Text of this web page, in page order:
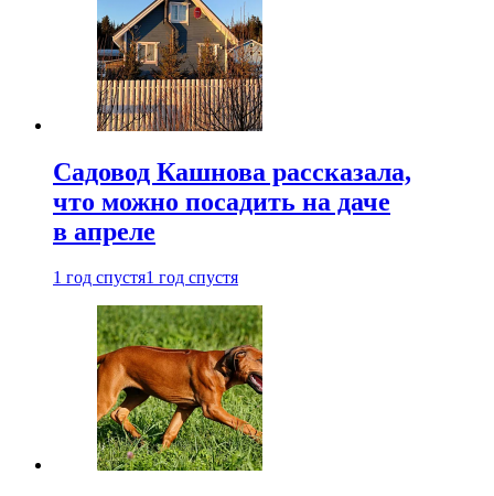
Садовод Кашнова рассказала,
что можно посадить на даче
в апреле
1 год спустя1 год спустя